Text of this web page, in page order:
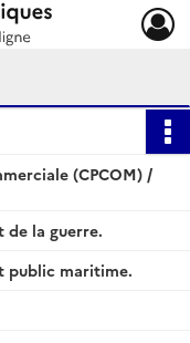
(CPCOM) /
la guerre.
public maritime.